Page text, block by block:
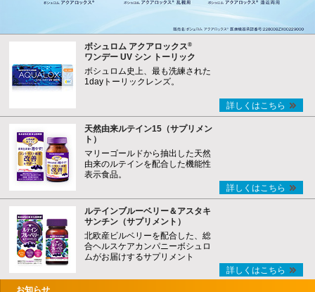
ボシュロム アクアロックス®
ワンデー UV シン トーリック
ボシュロム史上、最も洗練された
1dayトーリックレンズ。
詳しくはこちら
天然由来ルテイン15（サプリメン
ト）
マリーゴールドから抽出した天然
由来のルテインを配合した機能性
表示食品。
詳しくはこちら
ルテインブルーベリー＆アスタキ
サンチン（サプリメント）
北欧産ビルベリーを配合した、総
合ヘルスケアカンパニーボシュロ
ムがお届けするサプリメント
詳しくはこちら
お知らせ